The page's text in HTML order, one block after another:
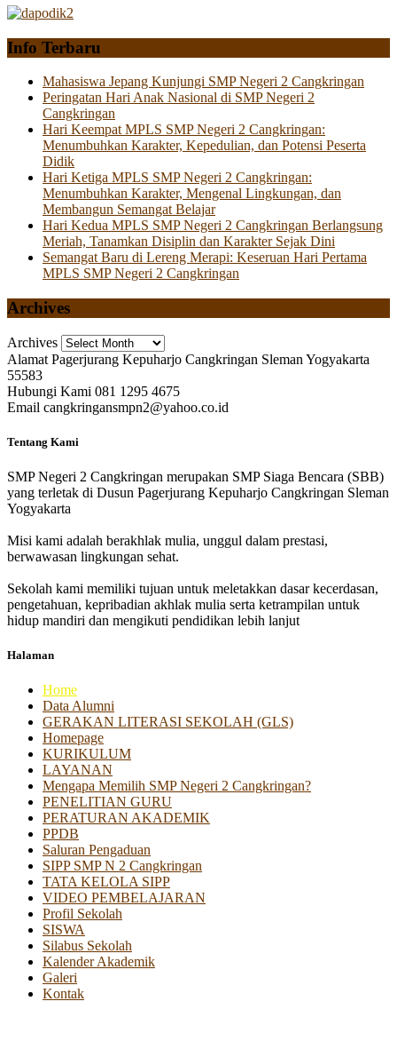
Info Terbaru
Mahasiswa Jepang Kunjungi SMP Negeri 2 Cangkringan
Peringatan Hari Anak Nasional di SMP Negeri 2
Cangkringan
Hari Keempat MPLS SMP Negeri 2 Cangkringan:
Menumbuhkan Karakter, Kepedulian, dan Potensi Peserta
Didik
Hari Ketiga MPLS SMP Negeri 2 Cangkringan:
Menumbuhkan Karakter, Mengenal Lingkungan, dan
Membangun Semangat Belajar
Hari Kedua MPLS SMP Negeri 2 Cangkringan Berlangsung
Meriah, Tanamkan Disiplin dan Karakter Sejak Dini
Semangat Baru di Lereng Merapi: Keseruan Hari Pertama
MPLS SMP Negeri 2 Cangkringan
Archives
Archives
Alamat Pagerjurang Kepuharjo Cangkringan Sleman Yogyakarta
55583
Hubungi Kami 081 1295 4675
Email cangkringansmpn2@yahoo.co.id
Tentang Kami
SMP Negeri 2 Cangkringan merupakan SMP Siaga Bencara (SBB)
yang terletak di Dusun Pagerjurang Kepuharjo Cangkringan Sleman
Yogyakarta
Misi kami adalah berakhlak mulia, unggul dalam prestasi,
berwawasan lingkungan sehat.
Sekolah kami memiliki tujuan untuk meletakkan dasar kecerdasan,
pengetahuan, kepribadian akhlak mulia serta ketrampilan untuk
hidup mandiri dan mengikuti pendidikan lebih lanjut
Halaman
Home
Data Alumni
GERAKAN LITERASI SEKOLAH (GLS)
Homepage
KURIKULUM
LAYANAN
Mengapa Memilih SMP Negeri 2 Cangkringan?
PENELITIAN GURU
PERATURAN AKADEMIK
PPDB
Saluran Pengaduan
SIPP SMP N 2 Cangkringan
TATA KELOLA SIPP
VIDEO PEMBELAJARAN
Profil Sekolah
SISWA
Silabus Sekolah
Kalender Akademik
Galeri
Kontak